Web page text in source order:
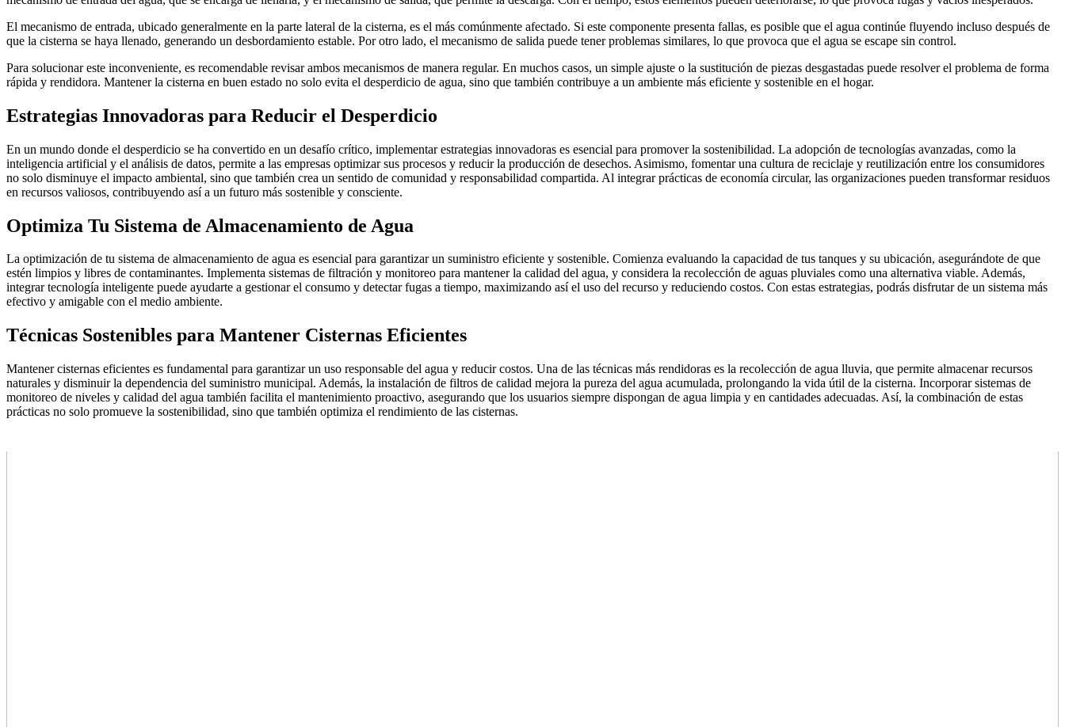
El mecanismo de entrada, ubicado generalmente en la parte lateral de la cisterna, es el más comúnmente afectado. Si este componente presenta fallas, es posible que el agua continúe fluyendo incluso después de
que la cisterna se haya llenado, generando un desbordamiento estable. Por otro lado, el mecanismo de salida puede tener problemas similares, lo que provoca que el agua se escape sin control.
Para solucionar este inconveniente, es recomendable revisar ambos mecanismos de manera regular. En muchos casos, un simple ajuste o la sustitución de piezas desgastadas puede resolver el problema de forma
rápida y rendidora. Mantener la cisterna en buen estado no solo evita el desperdicio de agua, sino que también contribuye a un ambiente más eficiente y sostenible en el hogar.
Estrategias Innovadoras para Reducir el Desperdicio
En un mundo donde el desperdicio se ha convertido en un desafío crítico, implementar estrategias innovadoras es esencial para promover la sostenibilidad. La adopción de tecnologías avanzadas, como la
inteligencia artificial y el análisis de datos, permite a las empresas optimizar sus procesos y reducir la producción de desechos. Asimismo, fomentar una cultura de reciclaje y reutilización entre los consumidores
no solo disminuye el impacto ambiental, sino que también crea un sentido de comunidad y responsabilidad compartida. Al integrar prácticas de economía circular, las organizaciones pueden transformar residuos
en recursos valiosos, contribuyendo así a un futuro más sostenible y consciente.
Optimiza Tu Sistema de Almacenamiento de Agua
La optimización de tu sistema de almacenamiento de agua es esencial para garantizar un suministro eficiente y sostenible. Comienza evaluando la capacidad de tus tanques y su ubicación, asegurándote de que
estén limpios y libres de contaminantes. Implementa sistemas de filtración y monitoreo para mantener la calidad del agua, y considera la recolección de aguas pluviales como una alternativa viable. Además,
integrar tecnología inteligente puede ayudarte a gestionar el consumo y detectar fugas a tiempo, maximizando así el uso del recurso y reduciendo costos. Con estas estrategias, podrás disfrutar de un sistema más
efectivo y amigable con el medio ambiente.
Técnicas Sostenibles para Mantener Cisternas Eficientes
Mantener cisternas eficientes es fundamental para garantizar un uso responsable del agua y reducir costos. Una de las técnicas más rendidoras es la recolección de agua lluvia, que permite almacenar recursos
naturales y disminuir la dependencia del suministro municipal. Además, la instalación de filtros de calidad mejora la pureza del agua acumulada, prolongando la vida útil de la cisterna. Incorporar sistemas de
monitoreo de niveles y calidad del agua también facilita el mantenimiento proactivo, asegurando que los usuarios siempre dispongan de agua limpia y en cantidades adecuadas. Así, la combinación de estas
prácticas no solo promueve la sostenibilidad, sino que también optimiza el rendimiento de las cisternas.